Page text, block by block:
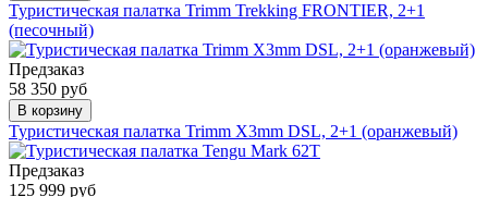
Туристическая палатка Trimm Trekking FRONTIER, 2+1
(песочный)
Предзаказ
58 350 руб
В корзину
Туристическая палатка Trimm X3mm DSL, 2+1 (оранжевый)
Предзаказ
125 999 руб